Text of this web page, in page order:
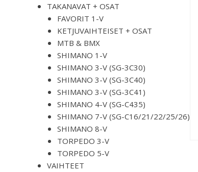
TAKANAVAT + OSAT
FAVORIT 1-V
KETJUVAIHTEISET + OSAT
MTB & BMX
SHIMANO 1-V
SHIMANO 3-V (SG-3C30)
SHIMANO 3-V (SG-3C40)
SHIMANO 3-V (SG-3C41)
SHIMANO 4-V (SG-C435)
SHIMANO 7-V (SG-C16/21/22/25/26)
SHIMANO 8-V
TORPEDO 3-V
TORPEDO 5-V
VAIHTEET